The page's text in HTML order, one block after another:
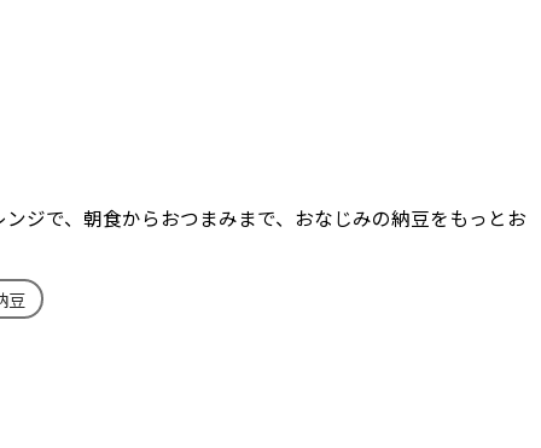
ジで、朝食からおつまみまで、おなじみの納豆をもっとお
豆